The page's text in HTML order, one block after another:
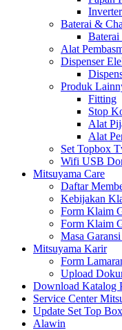
Baterai &
Baterai
Alat
Dispenser
Produk
Fitting
Stop
Alat
Alat
Set Topbox
Wifi USB
Mitsuyama Care
Daftar
Kebijakan
Form Klaim
Form Klaim
Masa
Mitsuyama Karir
Form
Upload
Download Katalog
Service Center
Update Set Top Box
Alawin